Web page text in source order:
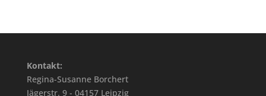
Kontakt:
Regina-Susanne Borchert
Jägerstr. 9 - 04157 Leipzig